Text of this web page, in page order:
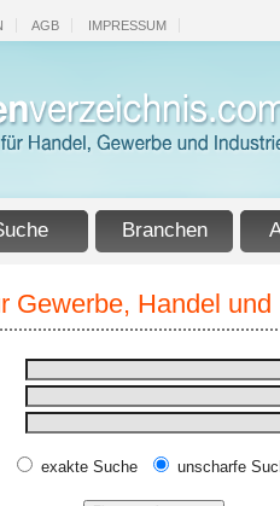
AGB IMPRESSUM
Branchen
Gewerbe, Handel und
exakte Suche unscharfe